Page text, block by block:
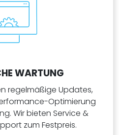
WARTUNG
regelmäßige Updates,
Optimierung
Wir bieten Service &
zum Festpreis.